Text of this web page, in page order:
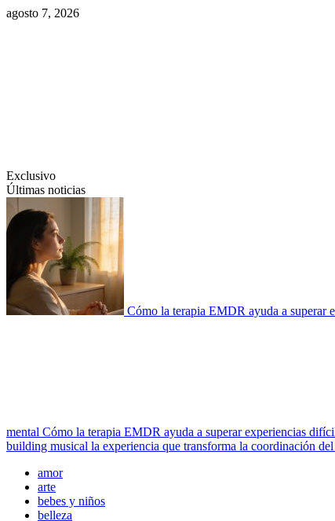
Saltar
agosto 7, 2026
Exclusivo
Últimas noticias
Cómo la terapia EMDR ayuda a superar
mental Cómo la terapia EMDR ayuda a superar experiencias
building musical la experiencia que transforma la coordinación
Menú
principal
amor
arte
bebes y niños
belleza